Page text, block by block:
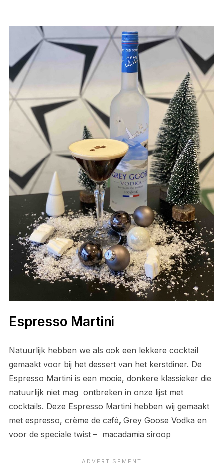
Espresso Martini
Natuurlijk hebben we als ook een lekkere cocktail
gemaakt voor bij het dessert van het kerstdiner. De
Espresso Martini is een mooie, donkere klassieker die
natuurlijk niet mag ontbreken in onze lijst met
cocktails. Deze Espresso Martini hebben wij gemaakt
met espresso, crème de café, Grey Goose Vodka en
voor de speciale twist – macadamia siroop